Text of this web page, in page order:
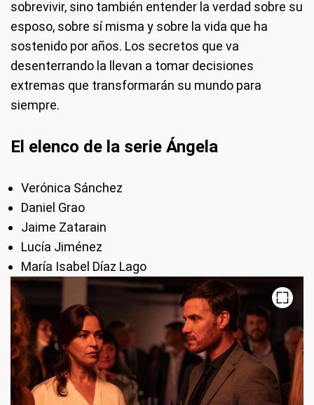
sobrevivir, sino también entender la verdad sobre su
esposo, sobre sí misma y sobre la vida que ha
sostenido por años. Los secretos que va
desenterrando la llevan a tomar decisiones
extremas que transformarán su mundo para
siempre.
El elenco de la serie Ángela
Verónica Sánchez
Daniel Grao
Jaime Zatarain
Lucía Jiménez
María Isabel Díaz Lago